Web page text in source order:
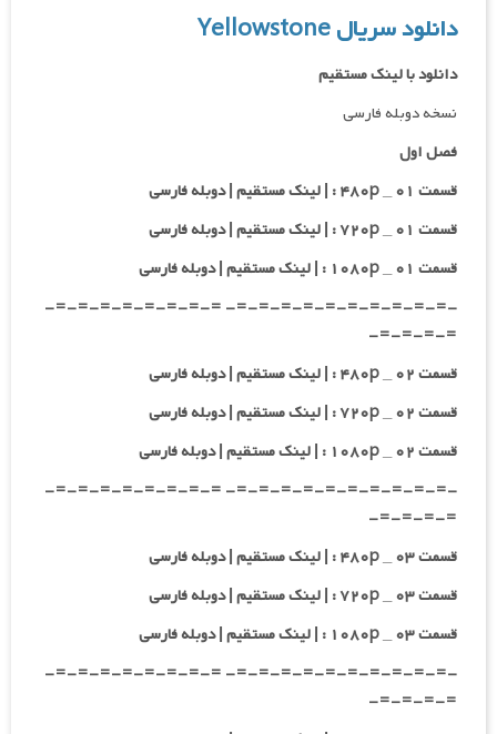
دانلود سریال Yellowstone
دانلود با لینک مستقیم
نسخه دوبله فارسی
فصل اول
قسمت ۰۱ _ ۴۸۰p : | لینک مستقیم | دوبله فارسی
قسمت ۰۱ _ ۷۲۰p : | لینک مستقیم | دوبله فارسی
قسمت ۰۱ _ ۱۰۸۰p : | لینک مستقیم | دوبله فارسی
-=-=-=-=-=-=-=-=-=-=- =-=-=-=-=-=-=-=-
=-=-=-=-
قسمت ۰۲ _ ۴۸۰p : | لینک مستقیم | دوبله فارسی
قسمت ۰۲ _ ۷۲۰p : | لینک مستقیم | دوبله فارسی
قسمت ۰۲ _ ۱۰۸۰p : | لینک مستقیم | دوبله فارسی
-=-=-=-=-=-=-=-=-=-=- =-=-=-=-=-=-=-=-
=-=-=-=-
قسمت ۰۳ _ ۴۸۰p : | لینک مستقیم | دوبله فارسی
قسمت ۰۳ _ ۷۲۰p : | لینک مستقیم | دوبله فارسی
قسمت ۰۳ _ ۱۰۸۰p : | لینک مستقیم | دوبله فارسی
-=-=-=-=-=-=-=-=-=-=- =-=-=-=-=-=-=-=-
=-=-=-=-